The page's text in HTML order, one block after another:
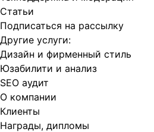
Статьи
Подписаться на рассылку
Другие услуги:
Дизайн и фирменный стиль
Юзабилити и анализ
SEO аудит
О компании
Клиенты
Награды, дипломы